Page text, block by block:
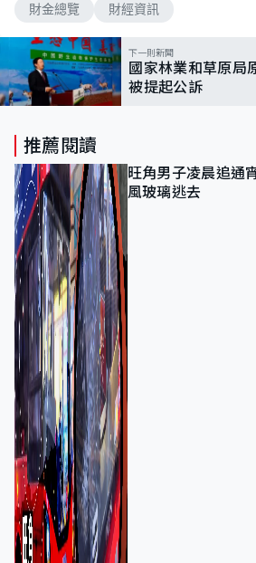
財金總覽 財經資訊
下一則新聞
國家林業和草原局
被提起公訴
推薦閱讀
旺角男子凌晨追
風玻璃逃去